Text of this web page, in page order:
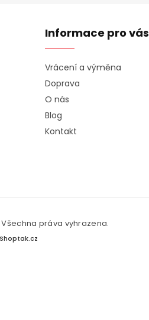
Informace pro vás
Vrácení a výměna
Doprava
O nás
Blog
Kontakt
Všechna práva vyhrazena.
Shoptak.cz